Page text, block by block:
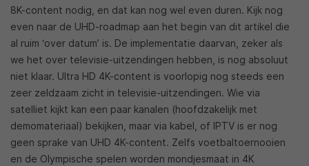
8K-content nodig, en dat kan nog wel even duren. Kijk nog
even naar de UHD-roadmap aan het begin van dit artikel die
al ruim ‘over datum’ is. De implementatie daarvan, zeker als
we het over televisie-uitzendingen hebben, is nog absoluut
niet klaar. Ultra HD 4K-content is voorlopig nog steeds een
zeer zeldzaam zicht in televisie-uitzendingen. Wie via
satelliet kijkt kan een paar kanalen (hoofdzakelijk met
demomateriaal) bekijken, maar via kabel, of IPTV is er nog
geen sprake van UHD 4K-content. Zelfs voetbaltoernooien
en de Olympische spelen worden mondjesmaat in 4K